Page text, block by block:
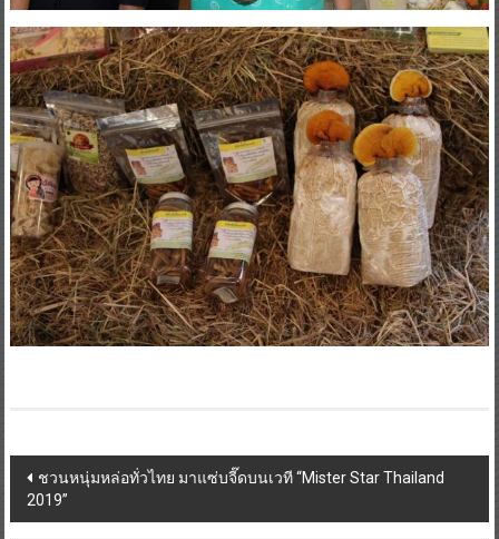
Post
navigation
ชวนหนุ่มหล่อทั่วไทย มาแซ่บจี๊ดบนเวที “Mister Star Thailand
2019”